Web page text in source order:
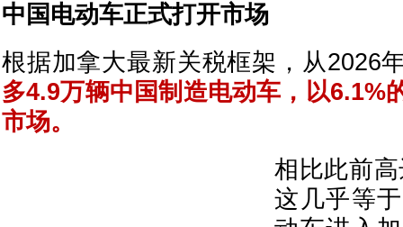
中国电动车正式打开市场
根据加拿大最新关税框架，从2026
多4.9万辆中国制造电动车，以6.1%
市场。
相比此前
这几乎等